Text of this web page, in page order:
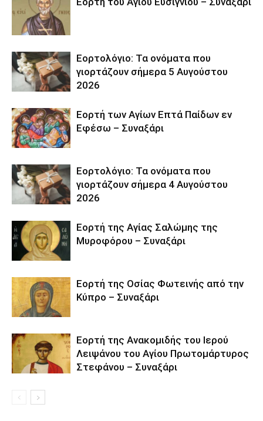
Εορτολόγιο: Τα ονόματα που
γιορτάζουν σήμερα 5 Αυγούστου
2026
Εορτή των Αγίων Επτά Παίδων εν
Εφέσω – Συναξάρι
Εορτολόγιο: Τα ονόματα που
γιορτάζουν σήμερα 4 Αυγούστου
2026
Εορτή της Αγίας Σαλώμης της
Μυροφόρου – Συναξάρι
Εορτή της Οσίας Φωτεινής από την
Κύπρο – Συναξάρι
Εορτή της Ανακομιδής του Ιερού
Λειψάνου του Αγίου Πρωτομάρτυρος
Στεφάνου – Συναξάρι